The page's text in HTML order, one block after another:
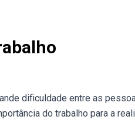
dificuldade entre as
do trabalho para a